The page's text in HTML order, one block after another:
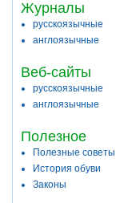
Журналы
русскоязычные
англоязычные
Веб-сайты
русскоязычные
англоязычные
Полезное
Полезные советы
История обуви
Законы